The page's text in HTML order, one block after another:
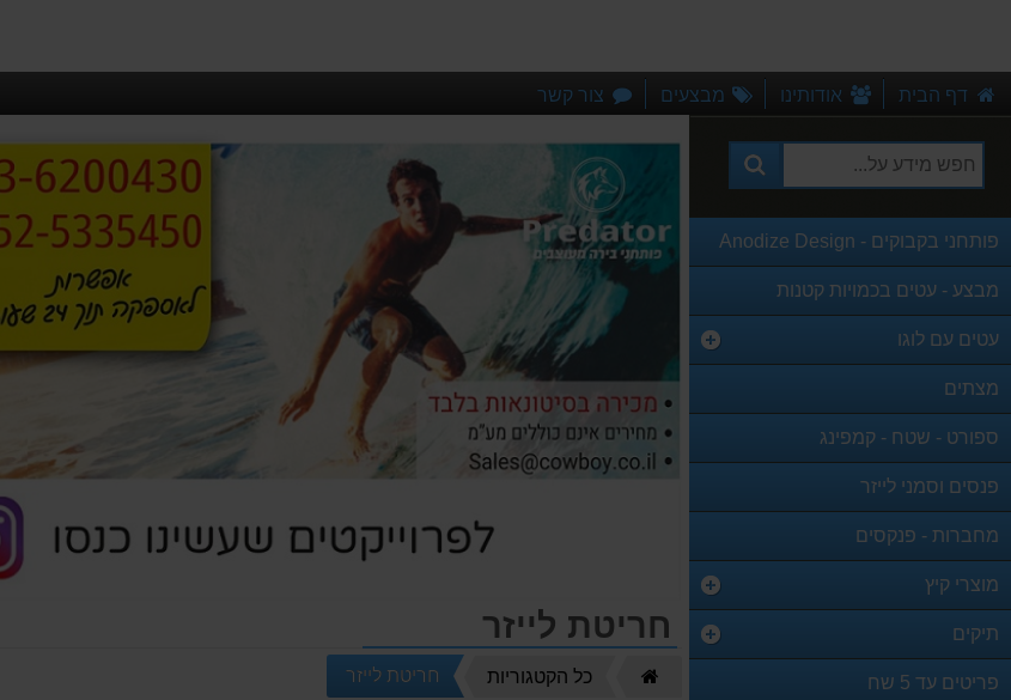
דף הבית אודותינו מבצעים צור קשר
פותחני בקבוקים - Anodize Design
מבצע - עטים בכמויות קטנות
עטים עם לוגו
מצתים
ספורט - שטח - קמפינג
פנסים וסמני לייזר
מחברות - פנקסים
מוצרי קיץ
תיקים
פריטים עד 5 שח
חריטת לייזר
כל הקטגוריות חריטת לייזר